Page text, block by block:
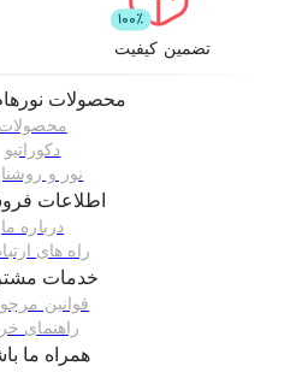
تضمین کیفیت
محصولات
محصولات
دکوراتیو
نور و
اطلاعات
درباره ما
راه های
خدمات
قوانین
راهنمای
همراه ما